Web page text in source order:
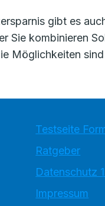
gibt es
Sie kombinieren
Möglichkeiten
Testseite
Ratgeber
Datenschutz
Impressum